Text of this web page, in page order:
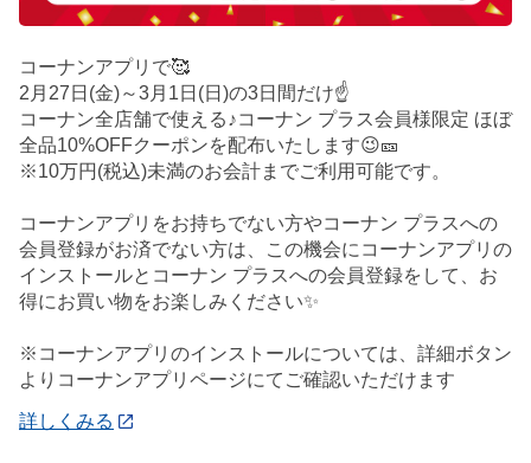
コーナンアプリで🥰
2月27日(金)～3月1日(日)の3日間だけ☝️
コーナン全店舗で使える♪コーナン プラス会員様限定 ほぼ
全品10%OFFクーポンを配布いたします😉🎫
※10万円(税込)未満のお会計までご利用可能です。
コーナンアプリをお持ちでない方やコーナン プラスへの
会員登録がお済でない方は、この機会にコーナンアプリの
インストールとコーナン プラスへの会員登録をして、お
得にお買い物をお楽しみください✨
※コーナンアプリのインストールについては、詳細ボタン
よりコーナンアプリページにてご確認いただけます
詳しくみる